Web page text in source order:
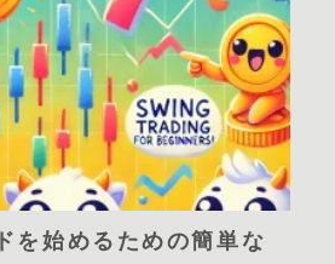
を始めるための簡単な